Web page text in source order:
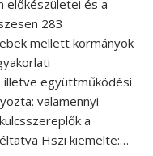
előkészületei és a
283
mellett kormányok
együttműködési
valamennyi
a
Hszi kiemelte:…